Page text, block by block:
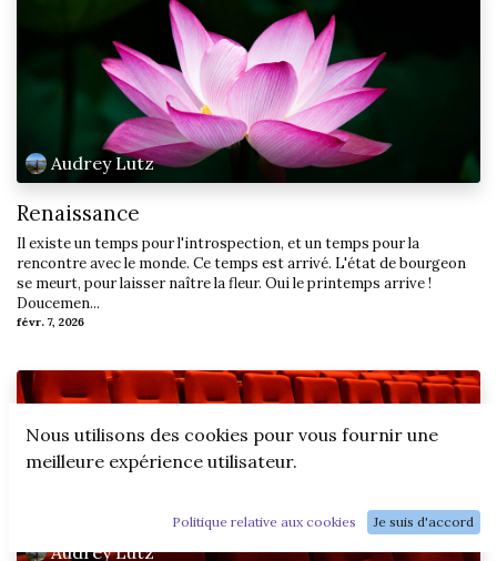
Audrey Lutz
Renaissance
Il existe un temps pour l'introspection, et un temps pour la
rencontre avec le monde. Ce temps est arrivé. L'état de bourgeon
se meurt, pour laisser naître la fleur. Oui le printemps arrive !
Doucemen...
févr. 7, 2026
Audrey Lutz
Nous utilisons des cookies pour vous fournir une
meilleure expérience utilisateur.
Politique relative aux cookies Je suis d'accord